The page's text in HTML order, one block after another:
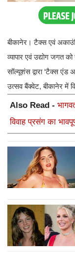
बीकानेर। टैक्स एवं
व्यापार एवं उद्योग जगत
सॉल्यूशंस द्वारा ‘टैक्स एंड
उत्सव बैंक्वेट, बीकानेर में
Also Read -
विवाह प्रसंग का